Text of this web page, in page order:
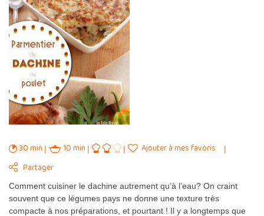
30 min 10 min
Ajouter à mes favoris
Partager
Comment cuisiner le dachine autrement qu’à l’eau? On craint
souvent que ce légumes pays ne donne une texture très
compacte à nos préparations, et pourtant ! Il y a longtemps que